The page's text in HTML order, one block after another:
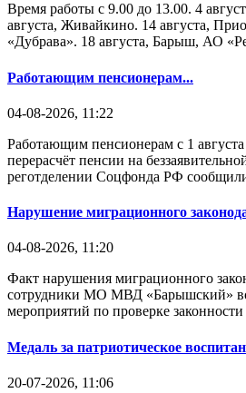
Время работы с 9.00 до 13.00. 4
августа, Живайкино. 14 августа,
«Дубрава». 18 августа, Барыш, АО
Работающим пенсионерам...
04-08-2026, 11:22
Работающим пенсионерам с 1
перерасчёт пенсии на
реготделении Соцфонда РФ
Нарушение миграционного
04-08-2026, 11:20
Факт нарушения миграционного
сотрудники МО МВД «Барышский»
мероприятий по проверке
Медаль за патриотическое
20-07-2026, 11:06